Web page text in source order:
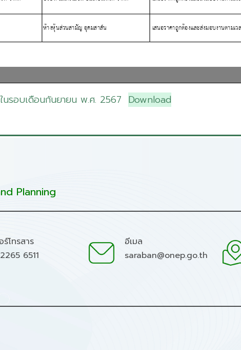
นรอบเดือนกันยายน พ.ศ. 2567 Download
Planning
ร์โทรสาร
6511
อีเมล
saraban@onep.go.th